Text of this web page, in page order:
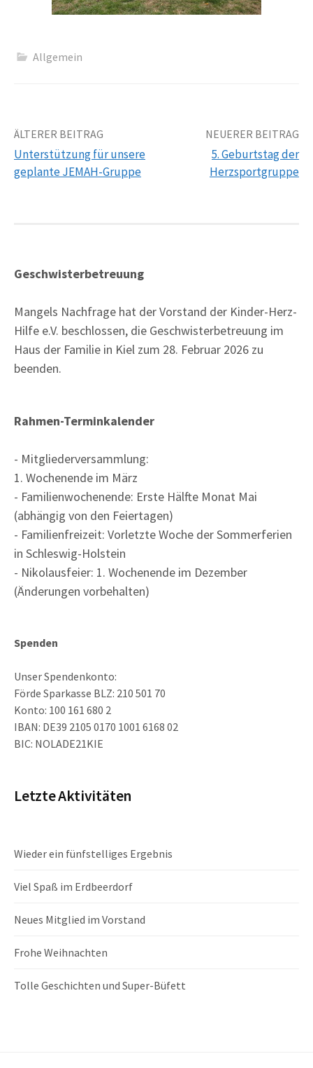
Allgemein
Beitrags-
Navigation
ÄLTERER BEITRAG
Unterstützung für unsere
geplante JEMAH-Gruppe
NEUERER BEITRAG
5. Geburtstag der
Herzsportgruppe
Geschwisterbetreuung
Mangels Nachfrage hat der Vorstand der Kinder-Herz-
Hilfe e.V. beschlossen, die Geschwisterbetreuung im
Haus der Familie in Kiel zum 28. Februar 2026 zu
beenden.
Rahmen-Terminkalender
- Mitgliederversammlung:
1. Wochenende im März
- Familienwochenende: Erste Hälfte Monat Mai
(abhängig von den Feiertagen)
- Familienfreizeit: Vorletzte Woche der Sommerferien
in Schleswig-Holstein
- Nikolausfeier: 1. Wochenende im Dezember
(Änderungen vorbehalten)
Spenden
Unser Spendenkonto:
Förde Sparkasse BLZ: 210 501 70
Konto: 100 161 680 2
IBAN: DE39 2105 0170 1001 6168 02
BIC: NOLADE21KIE
Letzte Aktivitäten
Wieder ein fünfstelliges Ergebnis
Viel Spaß im Erdbeerdorf
Neues Mitglied im Vorstand
Frohe Weihnachten
Tolle Geschichten und Super-Büfett